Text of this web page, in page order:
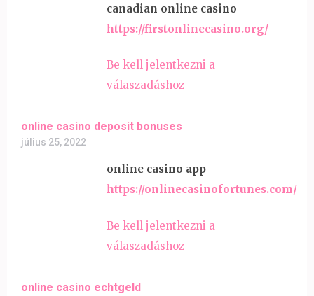
canadian online casino
https://firstonlinecasino.org/
Be kell jelentkezni a
válaszadáshoz
online casino deposit bonuses
július 25, 2022
online casino app
https://onlinecasinofortunes.com/
Be kell jelentkezni a
válaszadáshoz
online casino echtgeld